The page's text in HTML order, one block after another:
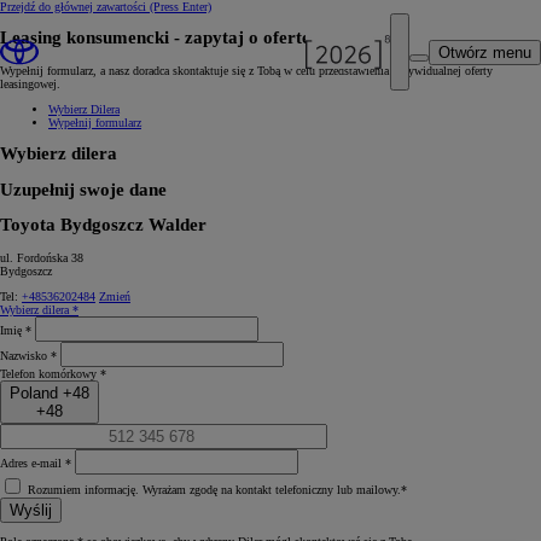
Przejdź do głównej zawartości (Press Enter)
Otwórz menu
Leasing konsumencki ‑ zapytaj o ofertę
Wypełnij formularz, a nasz doradca skontaktuje się z Tobą w celu przedstawienia indywidualnej oferty
leasingowej.
Wybierz Dilera
Wypełnij formularz
Wybierz dilera
Uzupełnij swoje dane
Toyota Bydgoszcz Walder
ul. Fordońska 38
Bydgoszcz
Tel: +48536202484 Zmień
Wybierz dilera *
Imię *
Nazwisko *
Telefon komórkowy *
Poland +48
+48
Adres e‑mail *
Rozumiem informację. Wyrażam zgodę na kontakt telefoniczny lub mailowy.*
Wyślij